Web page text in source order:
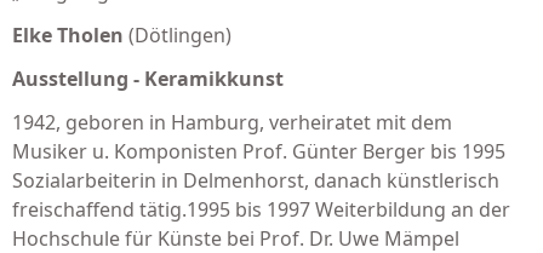
Elke Tholen (Dötlingen)
Ausstellung - Keramikkunst
1942, geboren in Hamburg, verheiratet mit dem
Musiker u. Komponisten Prof. Günter Berger bis 1995
Sozialarbeiterin in Delmenhorst, danach künstlerisch
freischaffend tätig.1995 bis 1997 Weiterbildung an der
Hochschule für Künste bei Prof. Dr. Uwe Mämpel